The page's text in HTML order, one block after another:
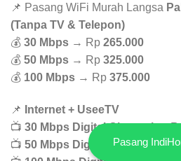
📌 Pasang WiFi Murah Langsa
(Tanpa TV & Telepon)
💰 30 Mbps → Rp 265.000
💰 50 Mbps → Rp 325.000
💰 100 Mbps → Rp 375.000
📌
Internet + UseeTV
📺 30 Mbps Digital Channel→
📺 50 Mbps Digital Channel→
Pasang